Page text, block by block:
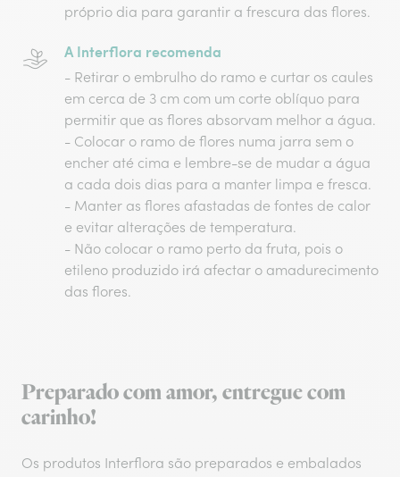
próprio dia para garantir a frescura das flores.
A Interflora recomenda
- Retirar o embrulho do ramo e curtar os caules
em cerca de 3 cm com um corte oblíquo para
permitir que as flores absorvam melhor a água.
- Colocar o ramo de flores numa jarra sem o
encher até cima e lembre-se de mudar a água
a cada dois dias para a manter limpa e fresca.
- Manter as flores afastadas de fontes de calor
e evitar alterações de temperatura.
- Não colocar o ramo perto da fruta, pois o
etileno produzido irá afectar o amadurecimento
das flores.
Preparado com amor, entregue com
carinho!
Os produtos Interflora são preparados e embalados